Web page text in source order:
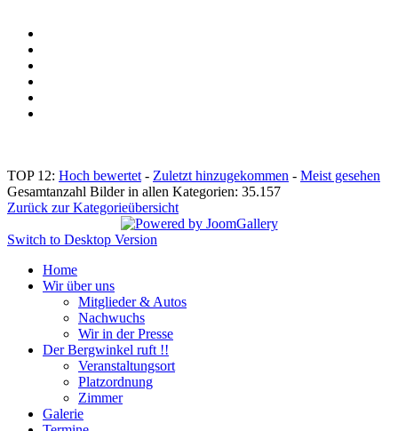
TOP 12: Hoch bewertet - Zuletzt hinzugekommen - Meist gesehen
Gesamtanzahl Bilder in allen Kategorien: 35.157
Zurück zur Kategorieübersicht
Switch to Desktop Version
Home
Wir über uns
Mitglieder & Autos
Nachwuchs
Wir in der Presse
Der Bergwinkel ruft !!
Veranstaltungsort
Platzordnung
Zimmer
Galerie